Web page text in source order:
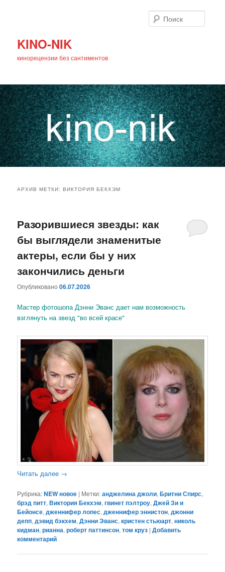
KINO-NIK
кинорецензии без сантиментов
основному
содержимому
дополнительному
содержимому
АРХИВ МЕТКИ:ВИКТОРИЯ БЕКХЭМ
Разорившиеся звезды: как
бы выглядели знаменитые
актеры, если бы у них
закончились деньги
Опубликовано06.07.2026
Мастер фотошопа Дэнни Эванс дает нам возможность
взглянуть на звезд "во всей красе"
Читать далее →
Рубрика:NEW новое | Метки:анджелина джоли,Бритни Спирс,
брэд питт,Виктория Бекхэм,гвинет пэлтроу,Джей Зи и
Бейонсе,дженнифер лопес,дженнифер эннистон,джонни
депп,дэвид бэкхем,Дэнни Эванс,кристен стьюарт,николь
кидман,рианна,роберт паттинсон,том круз |Добавить
комментарий